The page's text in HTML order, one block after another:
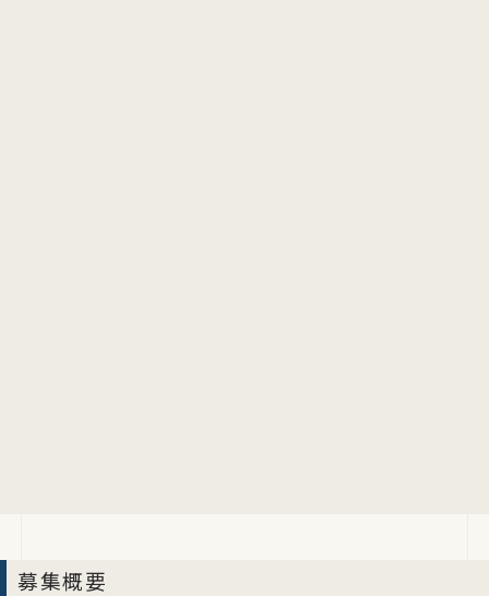
募集概要